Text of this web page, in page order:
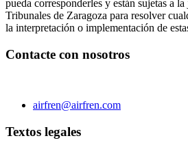
pueda corresponderles y están sujetas a
Tribunales de Zaragoza para resolver
la interpretación o implementación de
Contacte con nosotros
airfren@airfren.com
Textos legales